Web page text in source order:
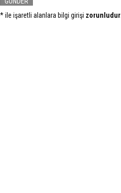
* ile işaretli alanlara bilgi girişi zorunludur